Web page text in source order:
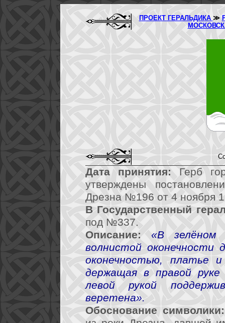
ПРОЕКТ ГЕРАЛЬДИКА ≫
Дата принятия: Герб
утверждены
Дрезна №196 от 4 ноября
В Государственный
под №337.
Описание:
«В зелёном
волнистой оконечности
оконечностью, платье
держащая в правой
левой рукой
веретена».
Обоснование символики: